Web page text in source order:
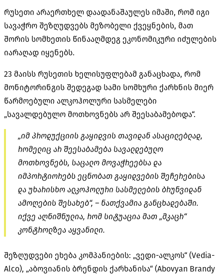
რუსეთი არაერთხელ დაადანაშაულეს იმაში, რომ იგი
სავაჭრო შეზღუდვებს მეზობელი ქვეყნების, მათ
შორის სომხეთის წინააღმდეგ ეკონომიკური იძულების
იარაღად იყენებს.
23 მაისს რუსეთის ხელისუფლებამ განაცხადა, რომ
მონიტორინგის შედეგად სამი სომხური ქარხნის მიერ
წარმოებული ალკოჰოლური სასმელები
„სავალდებულო მოთხოვნებს არ შეესაბამებოდა“.
„იმ პროდუქციის გაყიდვის თავიდან ასაცილებლად,
რომელიც არ შეესაბამება სავალდებულო
მოთხოვნებს, საცალო მოვაჭრეებსა და
იმპორტიორებს ეცნობათ გაყიდვების შეჩერებისა
და უხარისხო ალკოჰოლური სასმელების ბრუნვიდან
ამოღების შესახებ“, – ნათქვამია განცხადებაში.
იქვე აღნიშნულია, რომ სიტუაცია მათ „მკაცრ“
კონტროლზეა აყვანილი.
შეზღუდვები ეხება კომპანიების: „ვედი-ალკოს“ (Vedia-
Alco), „აბოვიანის ბრენდის ქარხანისა“ (Abovyan Brandy